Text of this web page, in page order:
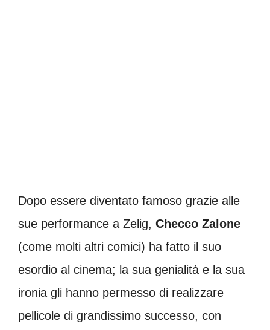
Dopo essere diventato famoso grazie alle
sue performance a Zelig, Checco Zalone
(come molti altri comici) ha fatto il suo
esordio al cinema; la sua genialità e la sua
ironia gli hanno permesso di realizzare
pellicole di grandissimo successo, con